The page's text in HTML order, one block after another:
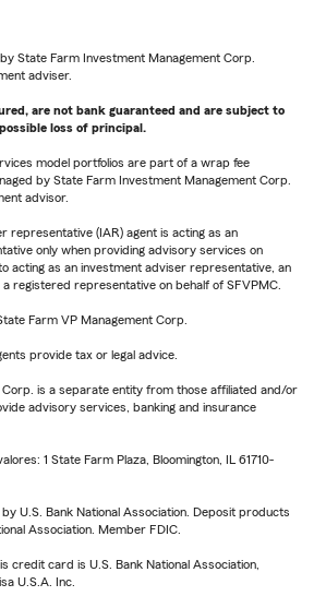
State Farm Investment Management Corp.
adviser.
are not bank guaranteed and are subject to
loss of principal.
model portfolios are part of a wrap fee
by State Farm Investment Management Corp.
advisor.
representative (IAR) agent is acting as an
only when providing advisory services on
acting as an investment adviser representative, an
registered representative on behalf of SFVPMC.
Farm VP Management Corp.
provide tax or legal advice.
is a separate entity from those affiliated and/or
advisory services, banking and insurance
1 State Farm Plaza, Bloomington, IL 61710-
U.S. Bank National Association. Deposit products
Association. Member FDIC.
credit card is U.S. Bank National Association,
U.S.A. Inc.